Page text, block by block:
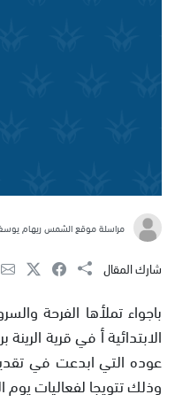
مراسلة موقع الشمس ريهام
شارك المقال
باجواء تملأها الفرحة
الابتدائية أ في قرية
عوده التي ابدعت في
وذلك تتويجا لفعاليات